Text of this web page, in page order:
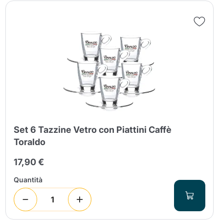
Set 6 Tazzine Vetro con Piattini Caffè
Toraldo
17,90 €
Quantità